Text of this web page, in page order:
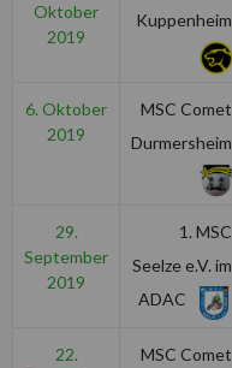
Oktober
2019
Kuppenheim
6. Oktober
2019
MSC Comet
Durmersheim
29.
September
2019
1. MSC
Seelze e.V. im
ADAC
22.
MSC Comet